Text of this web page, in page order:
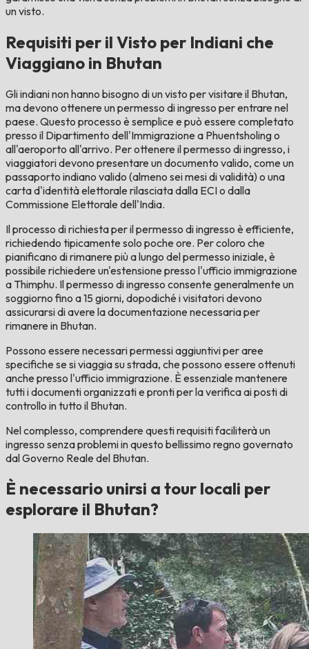
un visto.
Requisiti per il Visto per Indiani che
Viaggiano in Bhutan
Gli indiani non hanno bisogno di un visto per visitare il Bhutan,
ma devono ottenere un permesso di ingresso per entrare nel
paese. Questo processo è semplice e può essere completato
presso il Dipartimento dell'Immigrazione a Phuentsholing o
all'aeroporto all'arrivo. Per ottenere il permesso di ingresso, i
viaggiatori devono presentare un documento valido, come un
passaporto indiano valido (almeno sei mesi di validità) o una
carta d'identità elettorale rilasciata dalla ECI o dalla
Commissione Elettorale dell'India.
Il processo di richiesta per il permesso di ingresso è efficiente,
richiedendo tipicamente solo poche ore. Per coloro che
pianificano di rimanere più a lungo del permesso iniziale, è
possibile richiedere un'estensione presso l'ufficio immigrazione
a Thimphu. Il permesso di ingresso consente generalmente un
soggiorno fino a 15 giorni, dopodiché i visitatori devono
assicurarsi di avere la documentazione necessaria per
rimanere in Bhutan.
Possono essere necessari permessi aggiuntivi per aree
specifiche se si viaggia su strada, che possono essere ottenuti
anche presso l'ufficio immigrazione. È essenziale mantenere
tutti i documenti organizzati e pronti per la verifica ai posti di
controllo in tutto il Bhutan.
Nel complesso, comprendere questi requisiti faciliterà un
ingresso senza problemi in questo bellissimo regno governato
dal Governo Reale del Bhutan.
È necessario unirsi a tour locali per
esplorare il Bhutan?